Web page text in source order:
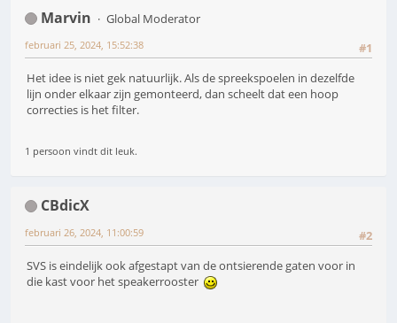
Marvin
Global Moderator
#1
februari 25, 2024, 15:52:38
Het idee is niet gek natuurlijk. Als de spreekspoelen in dezelfde
lijn onder elkaar zijn gemonteerd, dan scheelt dat een hoop
correcties is het filter.
1 persoon vindt dit leuk.
CBdicX
#2
februari 26, 2024, 11:00:59
SVS is eindelijk ook afgestapt van de ontsierende gaten voor in
die kast voor het speakerrooster